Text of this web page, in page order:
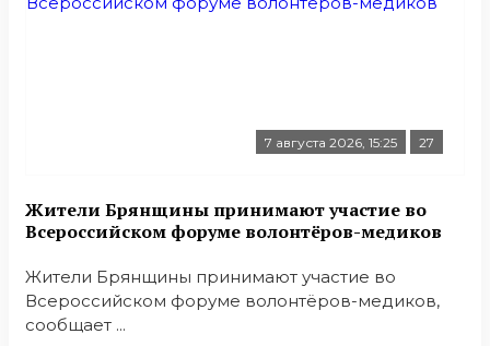
7 августа 2026, 15:25 27
Жители Брянщины принимают участие во
Всероссийском форуме волонтёров-медиков
Жители Брянщины принимают участие во
Всероссийском форуме волонтёров-медиков,
сообщает ...